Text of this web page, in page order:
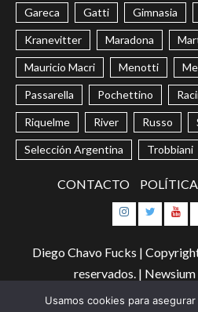
Gareca Gatti Gimnasia
Kranevitter Maradona
Mauricio Macri Menotti
Passarella Pochettino
Riquelme River Russo
Selección Argentina Trobbiani
CONTACTO
Diego Chavo Fucks |
reservados. | Newsium
Usamos cookies para